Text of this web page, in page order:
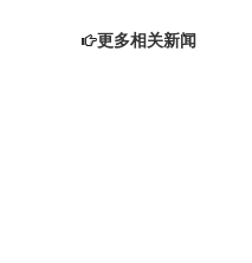
更多相关新闻